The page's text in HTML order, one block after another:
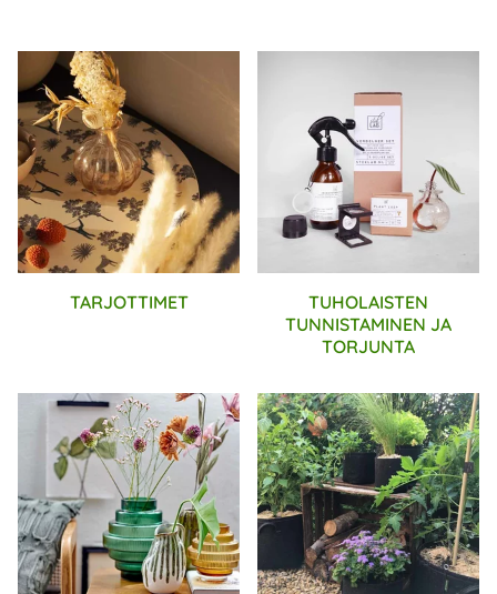
TARJOTTIMET
TUHOLAISTEN
TUNNISTAMINEN JA
TORJUNTA